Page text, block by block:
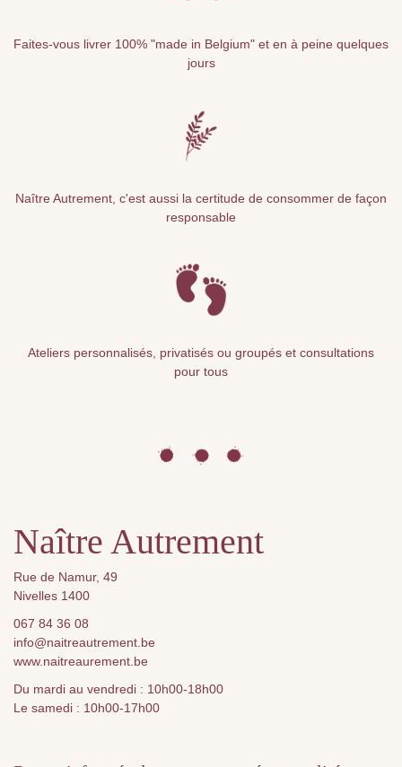
Faites-vous livrer 100% "made in Belgium" et en à peine quelques
jours
Naître Autrement, c'est aussi la certitude de consommer de façon
responsable
Ateliers personnalisés, privatisés ou groupés et consultations
pour tous
Naître Autrement
Rue de Namur, 49
Nivelles 1400
067 84 36 08
info@naitreautrement.be
www.naitreaurement.be
Du mardi au vendredi : 10h00-18h00
Le samedi : 10h00-17h00